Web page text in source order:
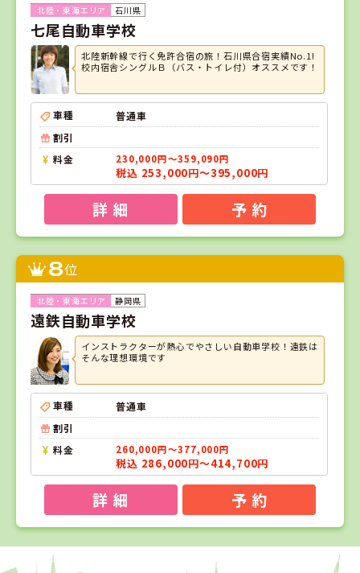
石川県
七尾自動車学校
北陸新幹線で行く免許合宿の旅！石川県合宿実績No.1!
校内宿舎シングルＢ（バス・トイレ付）オススメです！
車種
普通車
割引
料金
230,000円～359,090円
税込 253,000円～395,000円
詳 細 予 約
8位
静岡県
遠鉄自動車学校
インストラクターが熱心でやさしい自動車学校！遠鉄は
そんな理想環境です
車種
普通車
割引
料金
260,000円～377,000円
税込 286,000円～414,700円
詳 細 予 約
1